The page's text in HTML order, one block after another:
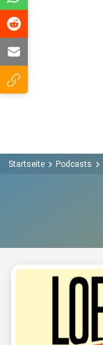
Startseite Podcasts